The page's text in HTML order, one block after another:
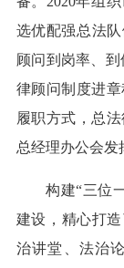
选优配强总法
顾问到岗率、
律顾问制度进
履职方式，总
总经理办公会发
构建“三位
建设，精心打
治讲堂、法治